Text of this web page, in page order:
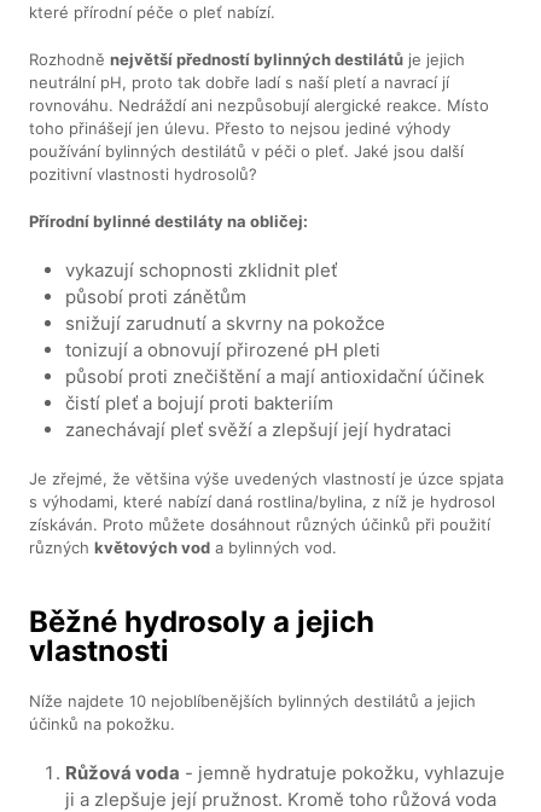
které přírodní péče o pleť nabízí.
Rozhodněnejvětší předností bylinných destilátů je jejich
neutrální pH, proto tak dobře ladí s naší pletí a navrací jí
rovnováhu. Nedráždí ani nezpůsobují alergické reakce. Místo
toho přinášejí jen úlevu. Přesto to nejsou jediné výhody
používání bylinných destilátů v péči o pleť. Jaké jsou další
pozitivní vlastnosti hydrosolů?
Přírodní bylinné destiláty na obličej:
vykazují schopnosti zklidnit pleť
působí proti zánětům
snižují zarudnutí a skvrny na pokožce
tonizují a obnovují přirozené pH pleti
působí proti znečištění a mají antioxidační účinek
čistí pleť a bojují proti bakteriím
zanechávají pleť svěží a zlepšují její hydrataci
Je zřejmé, že většina výše uvedených vlastností je úzce spjata
s výhodami, které nabízí daná rostlina/bylina, z níž je hydrosol
získáván. Proto můžete dosáhnout různých účinků při použití
různýchkvětových vod a bylinných vod.
Běžné hydrosoly a jejich
vlastnosti
Níže najdete 10 nejoblíbenějších bylinných destilátů a jejich
účinků na pokožku.
Růžová voda - jemně hydratuje pokožku, vyhlazuje
ji a zlepšuje její pružnost. Kromě toho růžová voda